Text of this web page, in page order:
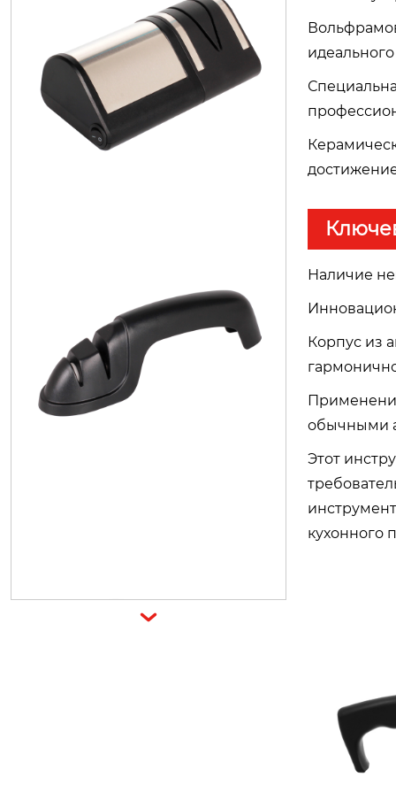
H1116
H1097
H1094

Наличие
Корпус из
обычными
Этот
кухонного